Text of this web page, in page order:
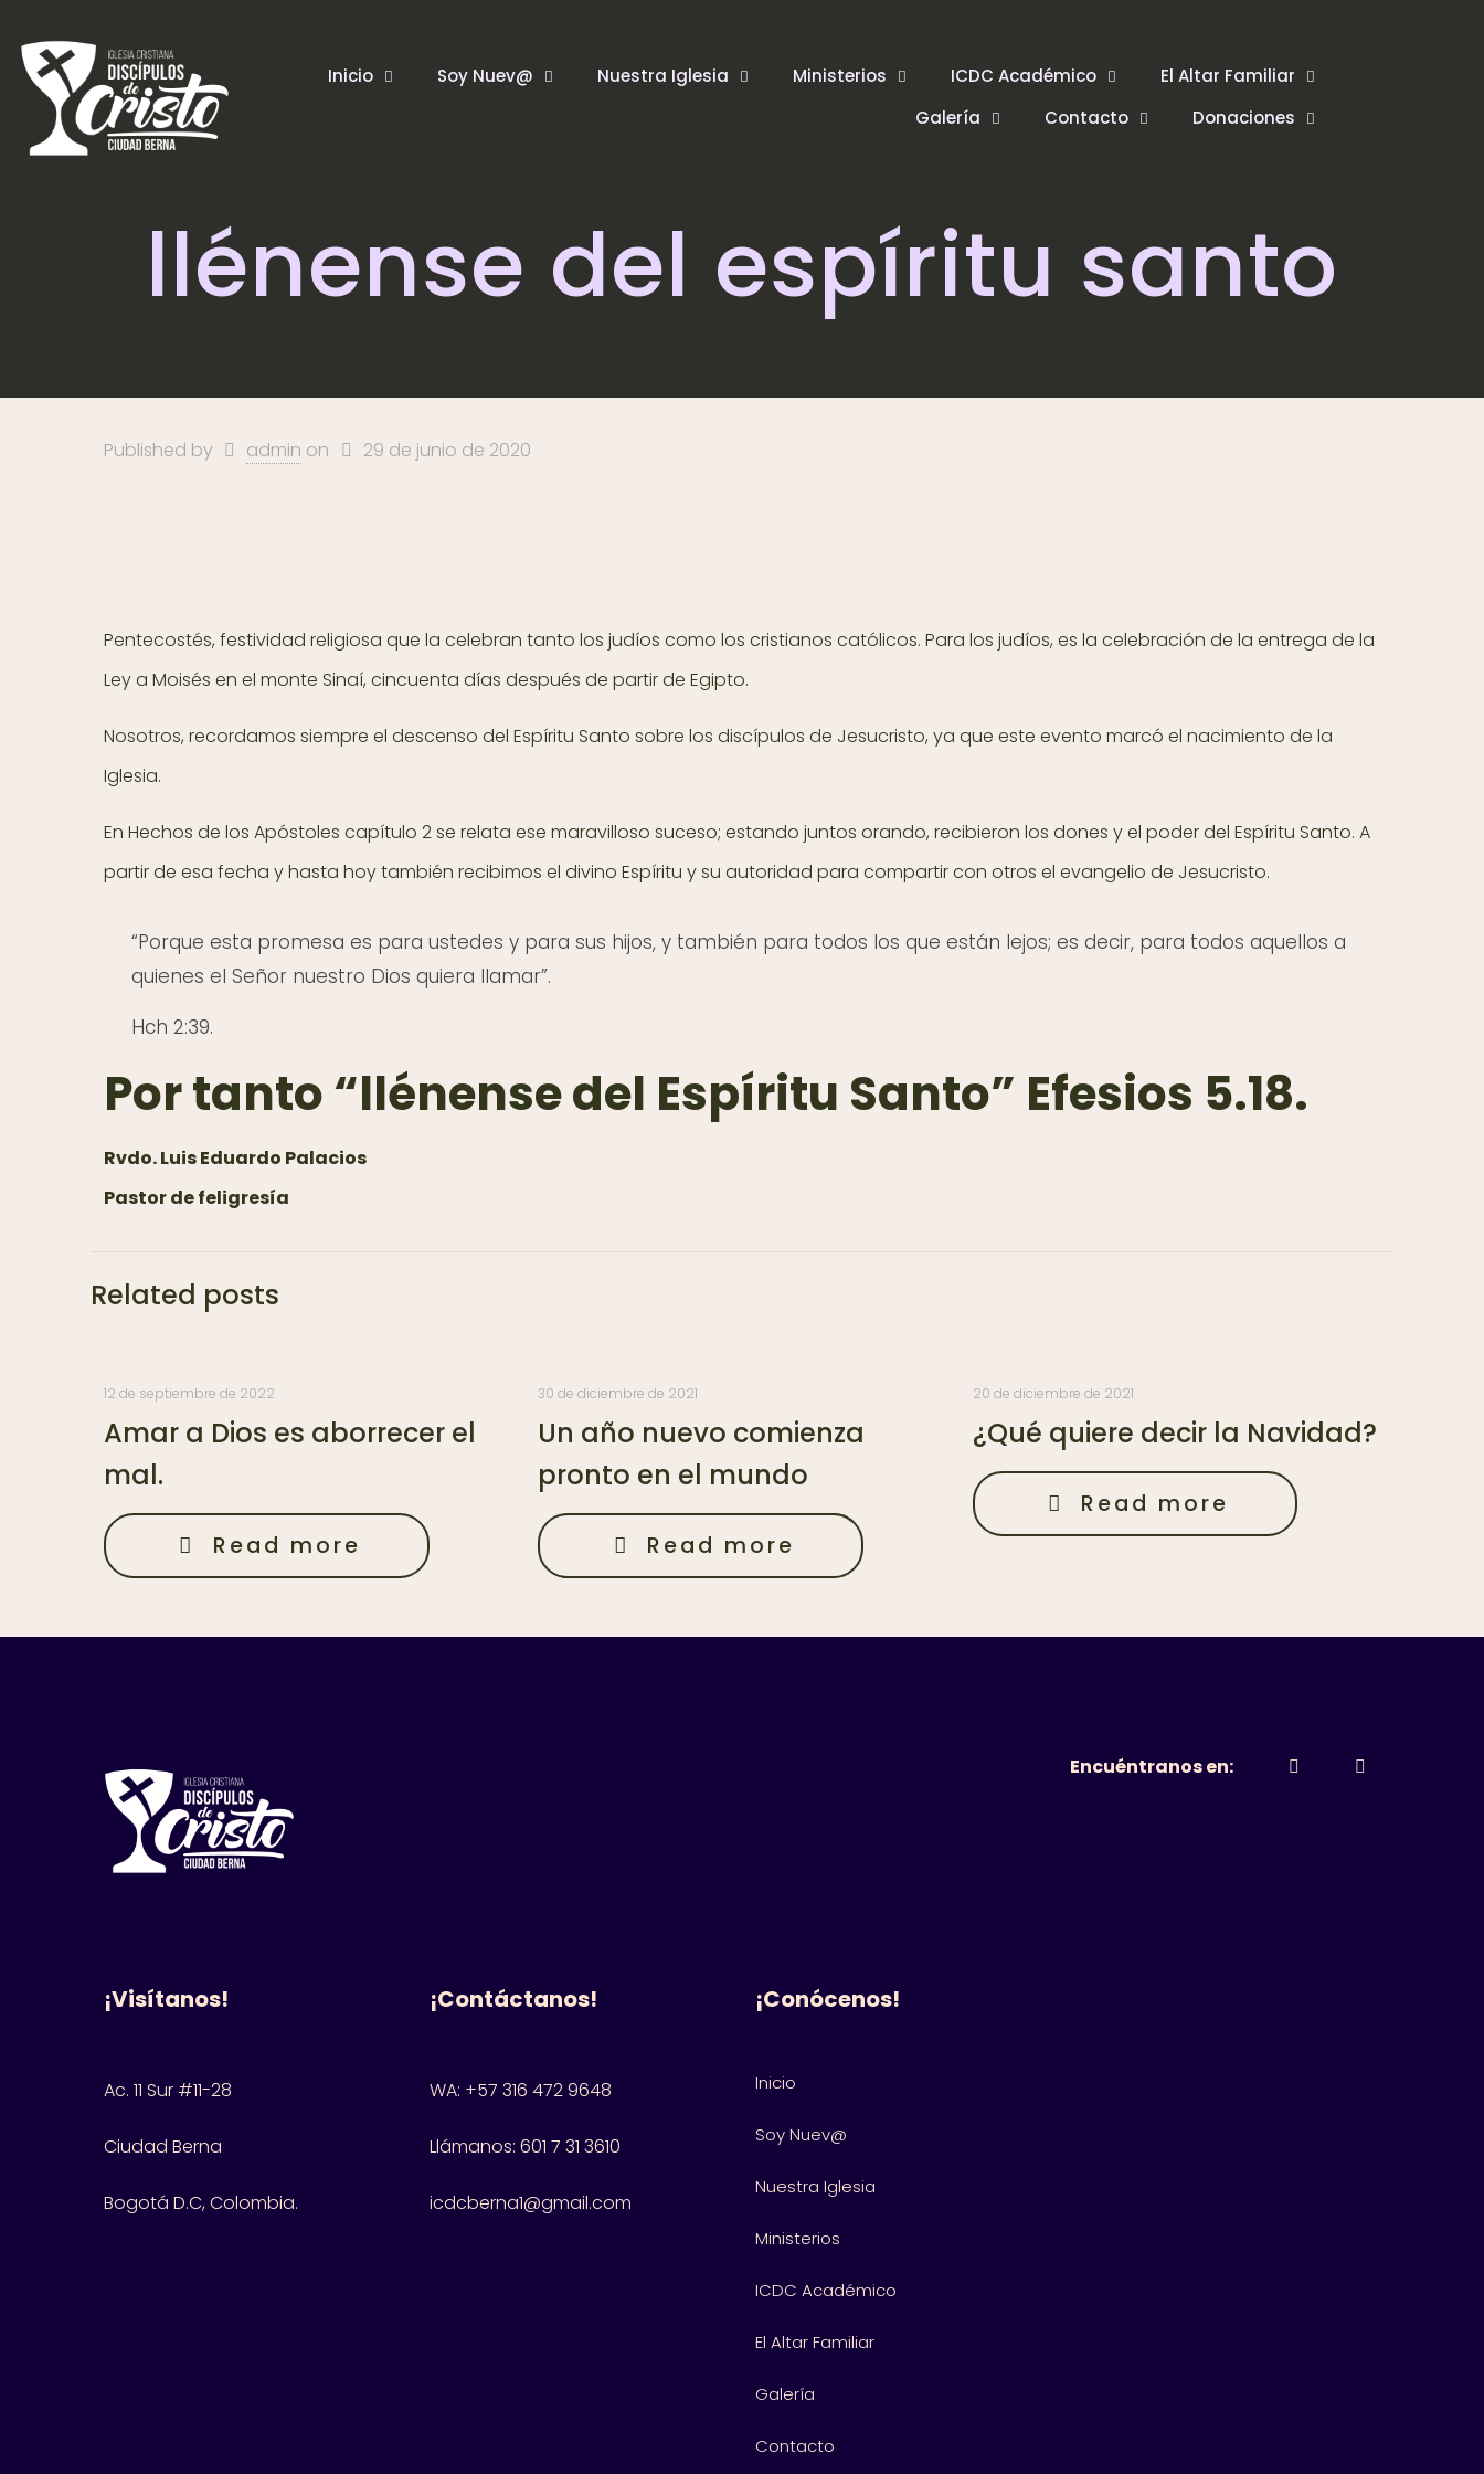
Inicio Soy Nuev@ Nuestra Iglesia Ministerios ICDC Académico
El Altar Familiar
Galería
Contacto Donaciones
llénense del espíritu santo
Published by admin on 29 de junio de 2020
Pentecostés, festividad religiosa que la celebran tanto los judíos como los cristianos católicos. Para los judíos, es la celebración de la entrega de la
Ley a Moisés en el monte Sinaí, cincuenta días después de partir de Egipto.
Nosotros, recordamos siempre el descenso del Espíritu Santo sobre los discípulos de Jesucristo, ya que este evento marcó el nacimiento de la
Iglesia.
En Hechos de los Apóstoles capítulo 2 se relata ese maravilloso suceso; estando juntos orando, recibieron los dones y el poder del Espíritu Santo. A
partir de esa fecha y hasta hoy también recibimos el divino Espíritu y su autoridad para compartir con otros el evangelio de Jesucristo.
“Porque esta promesa es para ustedes y para sus hijos, y también para todos los que están lejos; es decir, para todos aquellos a
quienes el Señor nuestro Dios quiera llamar”.
Hch 2:39.
Por tanto “llénense del Espíritu Santo” Efesios 5.18.
Rvdo. Luis Eduardo Palacios
Pastor de feligresía
Related posts
12 de septiembre de 2022
Amar a Dios es aborrecer el
mal.
Read more
30 de diciembre de 2021
Un año nuevo comienza
pronto en el mundo
Read more
20 de diciembre de 2021
¿Qué quiere decir la Navidad?
Read more
Encuéntranos en:
¡Visítanos!
Ac. 11 Sur #11-28
Ciudad Berna
Bogotá D.C, Colombia.
¡Contáctanos!
WA: +57 316 472 9648
Llámanos: 601 7 31 3610
icdcberna1@gmail.com
¡Conócenos!
Inicio
Soy Nuev@
Nuestra Iglesia
Ministerios
ICDC Académico
El Altar Familiar
Galería
Contacto